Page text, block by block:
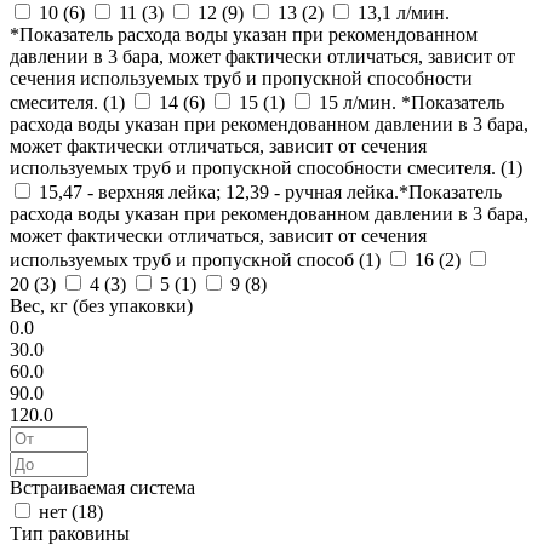
10 (6) 11 (3) 12 (9) 13 (2)
13,1 л/мин.
*Показатель расхода воды указан при рекомендованном
давлении в 3 бара, может фактически отличаться, зависит от
сечения используемых труб и пропускной способности
смесителя. (1) 14 (6) 15 (1)
15 л/мин. *Показатель
расхода воды указан при рекомендованном давлении в 3 бара,
может фактически отличаться, зависит от сечения
используемых труб и пропускной способности смесителя. (1)
15,47 - верхняя лейка; 12,39 - ручная лейка.*Показатель
расхода воды указан при рекомендованном давлении в 3 бара,
может фактически отличаться, зависит от сечения
используемых труб и пропускной способ (1) 16 (2)
20 (3) 4 (3) 5 (1) 9 (8)
Вес, кг (без упаковки)
0.0
30.0
60.0
90.0
120.0
Встраиваемая система
нет (18)
Тип раковины